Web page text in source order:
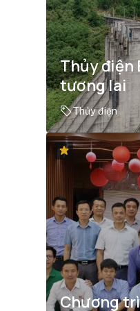
Thủy điện
tương lai
Thủy điện
Chương